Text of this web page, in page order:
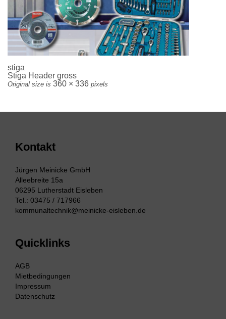
stiga
Stiga Header gross
Original size is 360 × 336 pixels
Kontakt
Jürgen Meinicke GmbH
Alleebreite 15a
06295 Lutherstadt Eisleben
Tel.: 03475 / 717966
kommunaltechnik@meinicke-eisleben.de
Quicklinks
AGB
Mietbedingungen
Impressum
Datenschutz